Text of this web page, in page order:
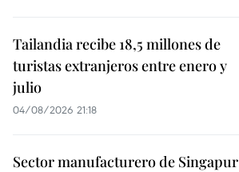
Tailandia recibe 18,5 millones de
turistas extranjeros entre enero y
julio
04/08/2026 21:18
Sector manufacturero de Singapur